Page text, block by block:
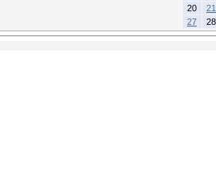
20
21
27
28